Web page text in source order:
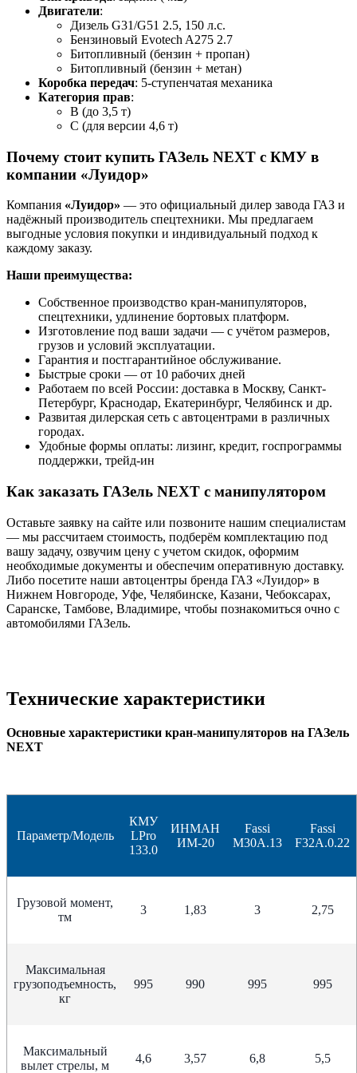
Двигатели:
Дизель G31/G51 2.5, 150 л.с.
Бензиновый Evotech A275 2.7
Битопливный (бензин + пропан)
Битопливный (бензин + метан)
Коробка передач: 5-ступенчатая механика
Категория прав:
B (до 3,5 т)
C (для версии 4,6 т)
Почему стоит купить ГАЗель NEXT с КМУ в
компании «Луидор»
Компания «Луидор» — это официальный дилер завода ГАЗ и
надёжный производитель спецтехники. Мы предлагаем
выгодные условия покупки и индивидуальный подход к
каждому заказу.
Наши преимущества:
Собственное производство кран-манипуляторов,
спецтехники, удлинение бортовых платформ.
Изготовление под ваши задачи — с учётом размеров,
грузов и условий эксплуатации.
Гарантия и постгарантийное обслуживание.
Быстрые сроки — от 10 рабочих дней
Работаем по всей России: доставка в Москву, Санкт-
Петербург, Краснодар, Екатеринбург, Челябинск и др.
Развитая дилерская сеть с автоцентрами в различных
городах.
Удобные формы оплаты: лизинг, кредит, госпрограммы
поддержки, трейд-ин
Как заказать ГАЗель NEXT с манипулятором
Оставьте заявку на сайте или позвоните нашим специалистам
— мы рассчитаем стоимость, подберём комплектацию под
вашу задачу, озвучим цену с учетом скидок, оформим
необходимые документы и обеспечим оперативную доставку.
Либо посетите наши автоцентры бренда ГАЗ «Луидор» в
Нижнем Новгороде, Уфе, Челябинске, Казани, Чебоксарах,
Саранске, Тамбове, Владимире, чтобы познакомиться очно с
автомобилями ГАЗель.
Технические характеристики
Основные характеристики кран-манипуляторов на ГАЗель
NEXT
Параметр/Модель
КМУ
LPro
133.0
ИНМАН
ИМ-20
Fassi
M30A.13
Fassi
F32А.0.22
Грузовой момент,
тм
3 1,83 3 2,75
Максимальная
грузоподъемность,
кг
995 990 995 995
Максимальный
вылет стрелы, м
4,6 3,57 6,8 5,5